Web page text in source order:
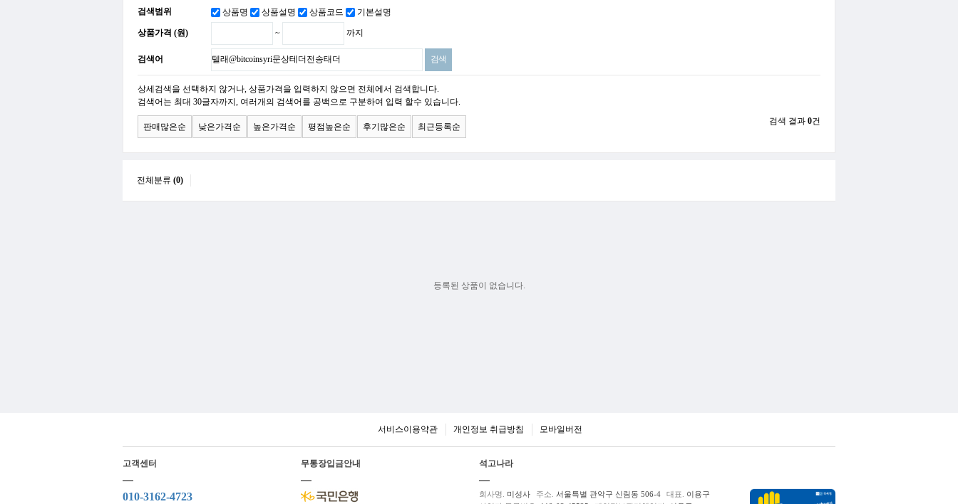
검색범위 상품명 상품설명 상품코드 기본설명
상품가격 (원) ~ 까지
검색어
상세검색을 선택하지 않거나, 상품가격을 입력하지 않으면 전체에서 검색합니다.
검색어는 최대 30글자까지, 여러개의 검색어를 공백으로 구분하여 입력 할수 있습니다.
판매많은순 낮은가격순 높은가격순 평점높은순 후기많은순 최근등록순
검색 결과 0건
전체분류 (0)
등록된 상품이 없습니다.
서비스이용약관 개인정보 취급방침 모바일버전
고객센터
010-3162-4723
무통장입금안내 석고나라
회사명. 미성사 주소. 서울특별 관악구 신림동 506-4 대표. 이용구